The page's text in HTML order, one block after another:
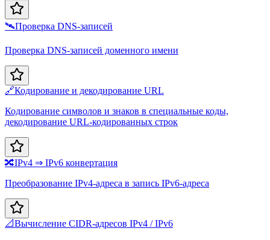
🛰️Проверка DNS-записей
Проверка DNS-записей доменного имени
🔗Кодирование и декодирование URL
Кодирование символов и знаков в специальные коды,
декодирование URL-кодированных строк
🔀IPv4 ⇒ IPv6 конвертация
Преобразование IPv4-адреса в запись IPv6-адреса
📐Вычисление CIDR-адресов IPv4 / IPv6